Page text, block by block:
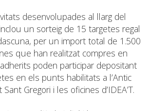
desenvolupades al llarg del
un sorteig de 15 targetes regal
per un import total de 1.500
que han realitzat compres en
poden participar depositant
en els punts habilitats a l’Antic
Gregori i les oficines d’IDEA’T.